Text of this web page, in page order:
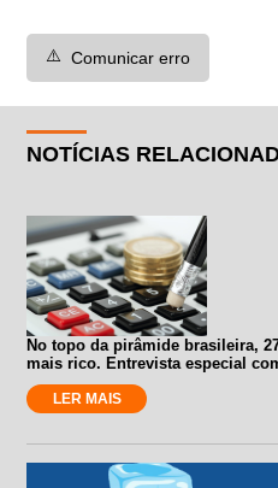
⚠️ Comunicar erro
NOTÍCIAS
No topo da pirâmide brasileira,
mais rico. Entrevista especial
LER MAIS